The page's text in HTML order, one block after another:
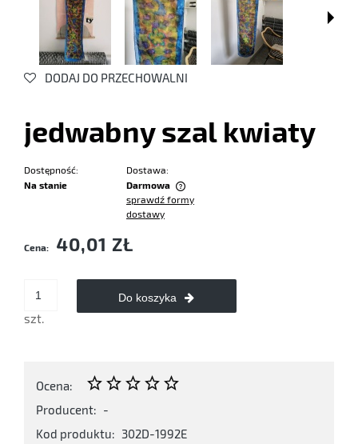
DODAJ DO PRZECHOWALNI
jedwabny szal kwiaty
Dostępność:
Na stanie
Dostawa:
Darmowa
Cena nie zawiera ewentualnych kosztów płatności
sprawdź formy
dostawy
Cena: 40,01 ZŁ
szt.
Do koszyka
Ocena:
Producent: -
Kod produktu: 302D-1992E